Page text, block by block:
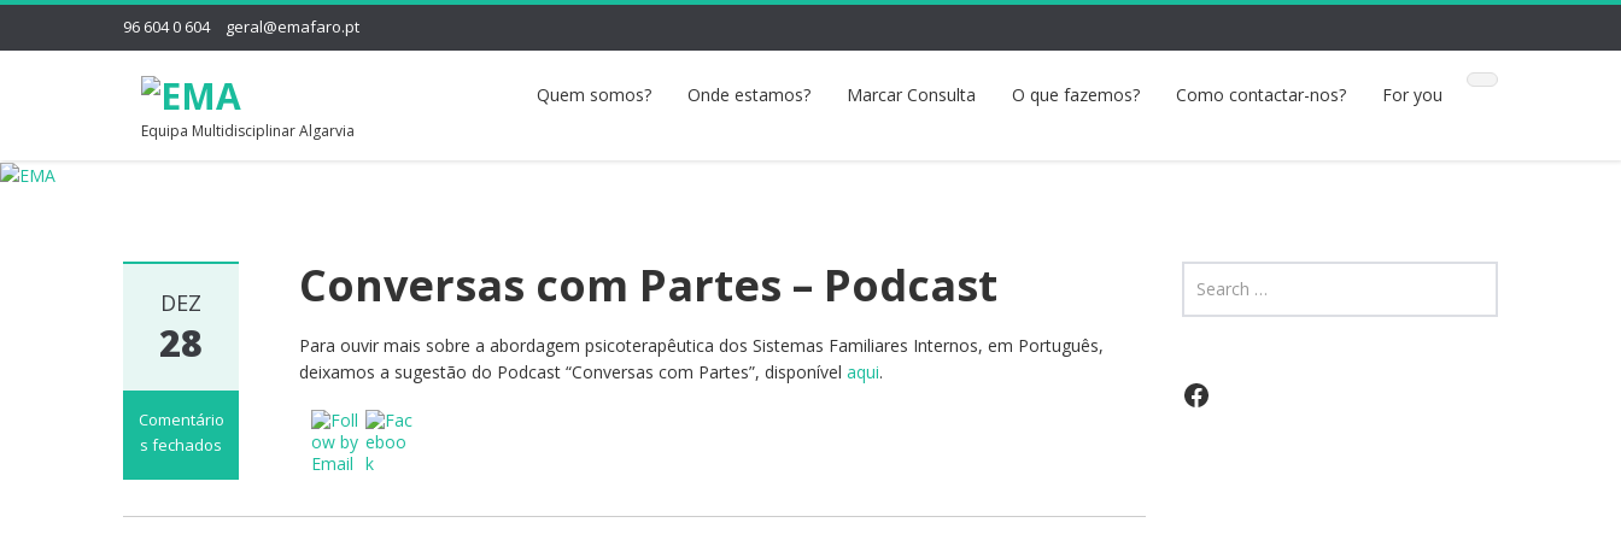
96 604 0 604 geral@emafaro.pt
Equipa Multidisciplinar Algarvia
Quem somos? Onde estamos? Marcar Consulta O que fazemos? Como contactar-nos? For you
DEZ
28
Comentário
s fechados
com
Conversas com Partes – Podcast
Para ouvir mais sobre a abordagem psicoterapêutica dos Sistemas Familiares Internos, em Português,
deixamos a sugestão do Podcast “Conversas com Partes”, disponívelaqui.
Facebook